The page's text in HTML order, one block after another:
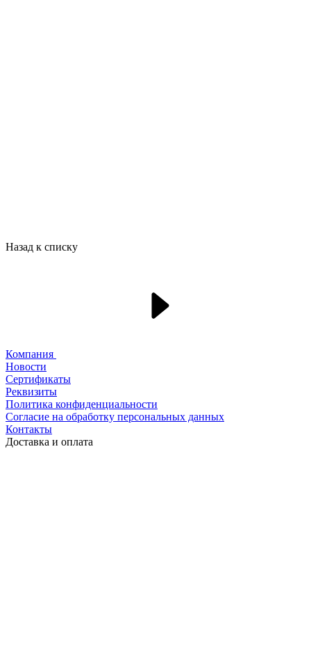
Назад к списку
Компания
Новости
Сертификаты
Реквизиты
Политика конфиденциальности
Согласие на обработку персональных данных
Контакты
Доставка и оплата